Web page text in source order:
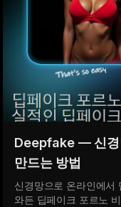
Deepfake — 신경
만드는 방법
신경망으로 온라인에서
와든 딥페이크 포르노